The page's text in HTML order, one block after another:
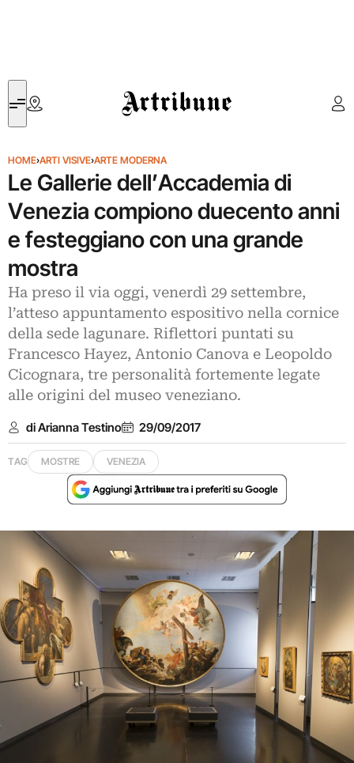
Artribune
HOME›ARTI VISIVE›ARTE MODERNA
Le Gallerie dell’Accademia di
Venezia compiono duecento anni
e festeggiano con una grande
mostra
Ha preso il via oggi, venerdì 29 settembre,
l’atteso appuntamento espositivo nella cornice
della sede lagunare. Riflettori puntati su
Francesco Hayez, Antonio Canova e Leopoldo
Cicognara, tre personalità fortemente legate
alle origini del museo veneziano.
di Arianna Testino 29/09/2017
TAG MOSTRE VENEZIA